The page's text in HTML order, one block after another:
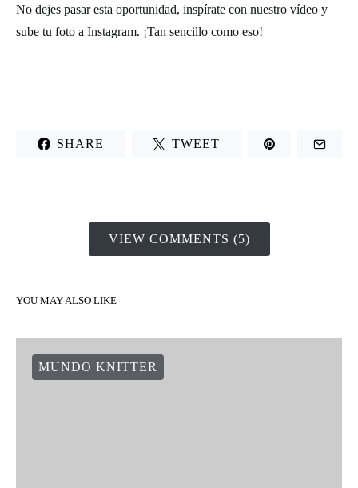
No dejes pasar esta oportunidad, inspírate con nuestro vídeo y
sube tu foto a Instagram. ¡Tan sencillo como eso!
SHARE TWEET
VIEW COMMENTS (5)
YOU MAY ALSO LIKE
MUNDO KNITTER